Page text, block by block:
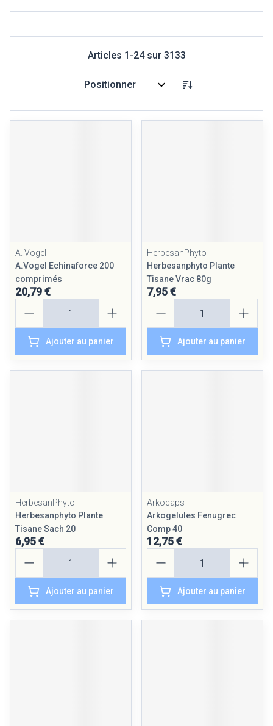
Articles 1 -24sur 3133
Trier par:
A. Vogel
A.Vogel Echinaforce 200
comprimés
20,79 €
Ajouter au panier
HerbesanPhyto
Herbesanphyto Plante
Tisane Vrac 80g
7,95 €
Ajouter au panier
HerbesanPhyto
Herbesanphyto Plante
Tisane Sach 20
6,95 €
Ajouter au panier
Arkocaps
Arkogelules Fenugrec
Comp 40
12,75 €
Ajouter au panier